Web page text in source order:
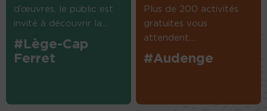
d’œuvres, le public est
invité à découvrir la...
#Lège-Cap
Ferret
Plus de 200 activités
gratuites vous
attendent....
#Audenge